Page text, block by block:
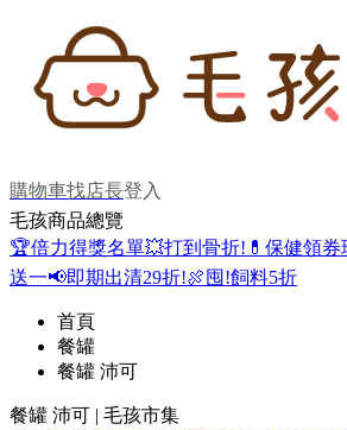
購物車找店長登入
毛孩商品總覽
🏆倍力得獎名單💥打到骨折! 💊保健領券
送一📢即期出清29折!🍖囤!飼料5折
首頁
餐罐
餐罐 沛可
餐罐 沛可 | 毛孩市集